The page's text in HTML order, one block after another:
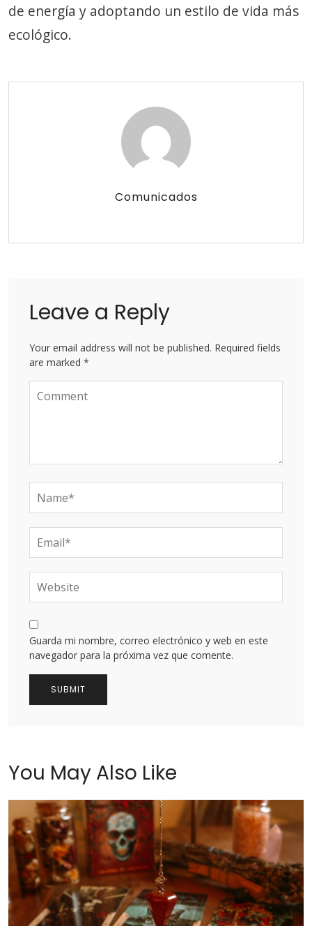
de energía y adoptando un estilo de vida más
ecológico.
Comunicados
Leave a Reply
Your email address will not be published. Required fields
are marked *
Guarda mi nombre, correo electrónico y web en este
navegador para la próxima vez que comente.
You May Also Like